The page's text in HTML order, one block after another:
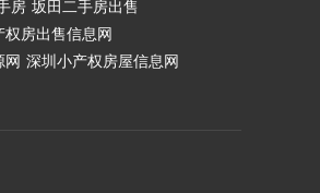
房 坂田二手房出售
权房出售信息网
网 深圳小产权房屋信息网